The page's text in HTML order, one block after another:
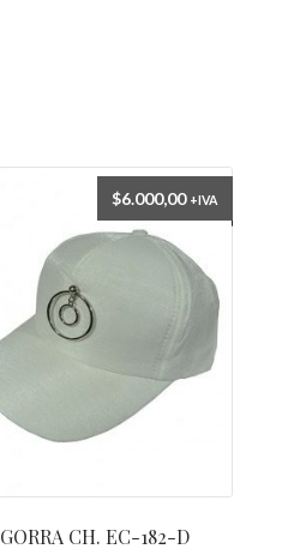
GORRA CH. EC-182-D
$6.000,00 +IVA